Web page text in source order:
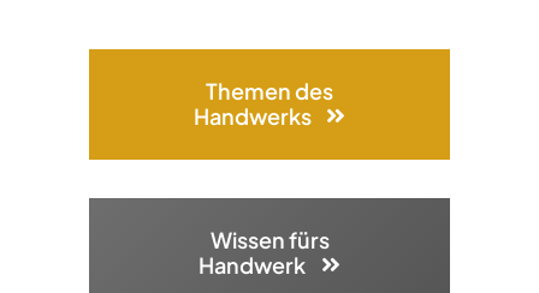
Themen des
Handwerks
Wissen fürs
Handwerk